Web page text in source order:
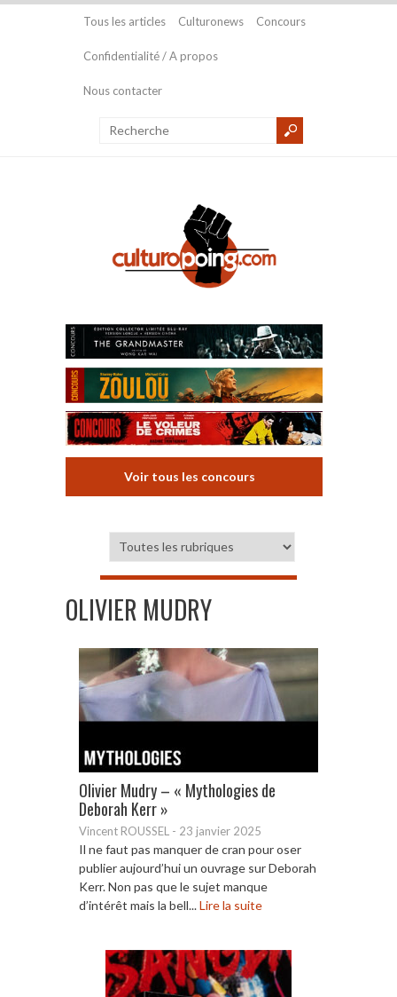
Tous les articles Culturonews Concours
Confidentialité / A propos
Nous contacter
Voir tous les concours
OLIVIER MUDRY
Olivier Mudry – « Mythologies de
Deborah Kerr »
Vincent ROUSSEL - 23 janvier 2025
Il ne faut pas manquer de cran pour oser
publier aujourd’hui un ouvrage sur Deborah
Kerr. Non pas que le sujet manque
d’intérêt mais la bell...Lire la suite